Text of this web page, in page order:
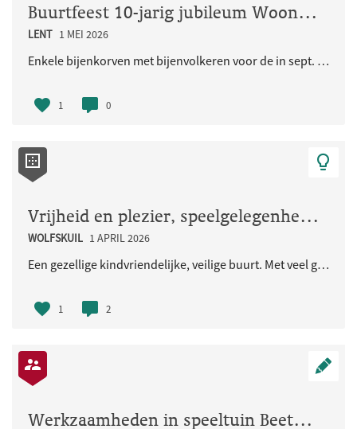
Buurtfeest 10-jarig jubileum Woongemeenschap Eikpunt
LENT 1 MEI 2026
Enkele bijenkorven met bijenvolkeren voor de in sept. 2026 jubilerende Ecologische Woongemeenschap..
1 0
Vrijheid en plezier, speelgelegenheid voor de kinderen en iedereen
WOLFSKUIL 1 APRIL 2026
Een gezellige kindvriendelijke, veilige buurt. Met veel groen en natuurlijke speelaangelegenheden...
1 2
Werkzaamheden in speeltuin Beetsplein vanaf 30 maart 2026